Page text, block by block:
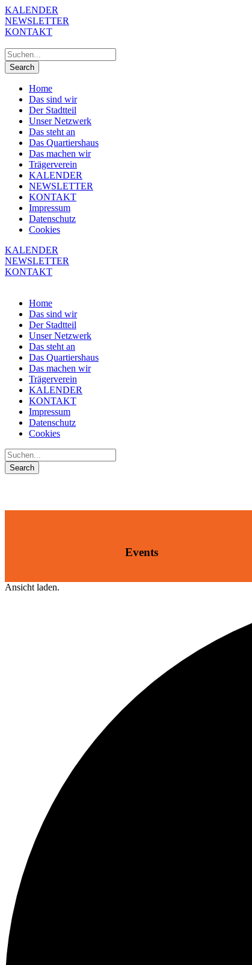
KALENDER
NEWSLETTER
KONTAKT
Home
Das sind wir
Der Stadtteil
Unser Netzwerk
Das steht an
Das Quartiershaus
Das machen wir
Trägerverein
KALENDER
NEWSLETTER
KONTAKT
Impressum
Datenschutz
Cookies
KALENDER
NEWSLETTER
KONTAKT
Home
Das sind wir
Der Stadtteil
Unser Netzwerk
Das steht an
Das Quartiershaus
Das machen wir
Trägerverein
KALENDER
KONTAKT
Impressum
Datenschutz
Cookies
Events
Ansicht laden.